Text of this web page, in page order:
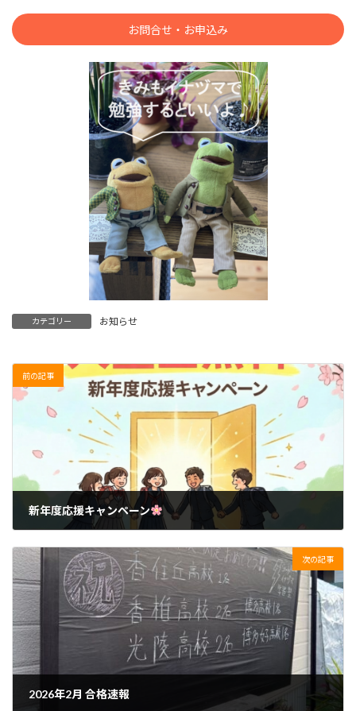
お問合せ・お申込み
カテゴリー お知らせ
前の記事
新年度応援キャンペーン
次の記事
2026年2月 合格速報